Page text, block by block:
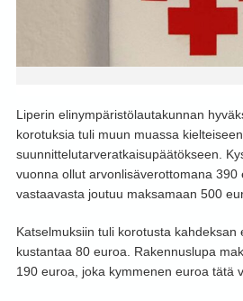
Liperin elinympäristölautakunnan
korotuksia tuli muun muassa
suunnittelutarveratkaisupäätökseen.
vuonna ollut arvonlisäverottomana 390
vastaavasta joutuu maksamaan 500
Katselmuksiin tuli korotusta
kustantaa 80 euroa. Rakennuslupa
190 euroa, joka kymmenen euroa tätä